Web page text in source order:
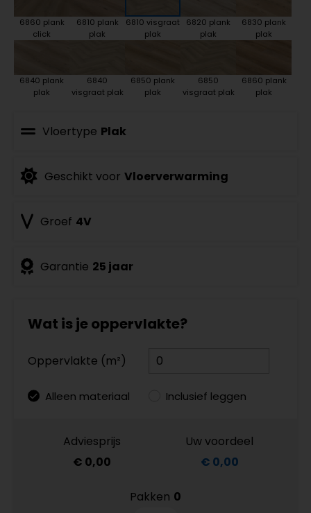
6860 plank
click
6810 plank
plak
6810 visgraat
plak
6820 plank
plak
6830 plank
plak
6840 plank
plak
6840
visgraat plak
6850 plank
plak
6850
visgraat plak
6860 plank
plak
Vloertype Plak
Geschikt voor Vloerverwarming
Groef 4V
Garantie 25 jaar
Wat is je oppervlakte?
Oppervlakte (m²)
Alleen materiaal Inclusief leggen
Adviesprijs
€ 0,00
Uw voordeel
€ 0,00
Pakken 0